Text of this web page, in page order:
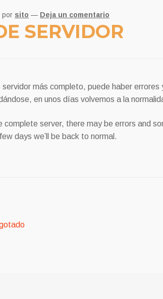
por sito — Deja un comentario
SERVIDOR
servidor más completo, puede haber
en unos días volvemos a la
complete server, there may be errors and
days we’ll be back to normal.